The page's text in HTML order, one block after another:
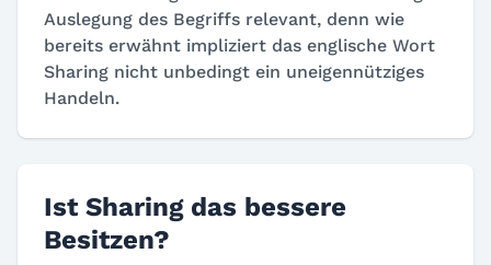
Auslegung des Begriffs relevant, denn wie
bereits erwähnt impliziert das englische Wort
Sharing nicht unbedingt ein uneigennütziges
Handeln.
Ist Sharing das bessere
Besitzen?